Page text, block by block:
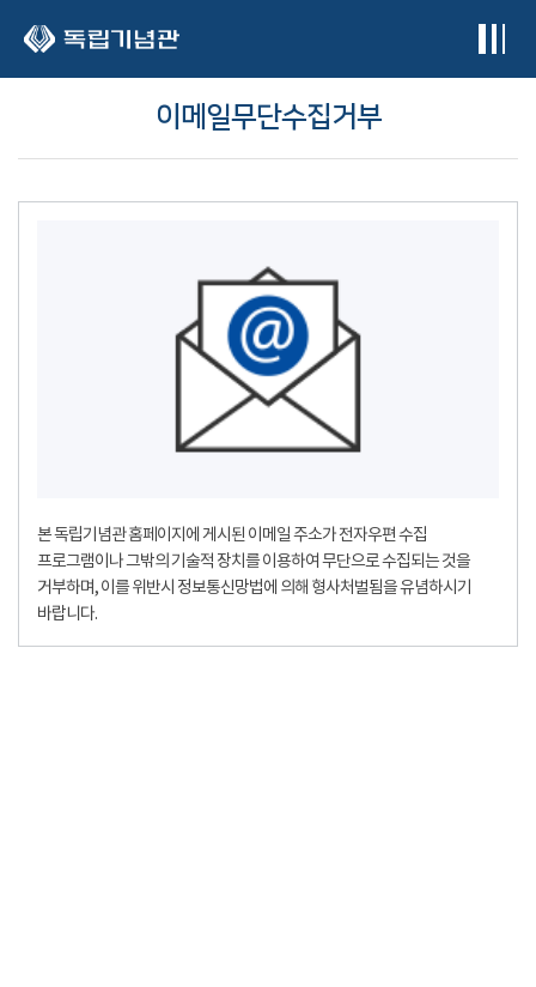
이메일무단수집거부
본 독립기념관 홈페이지에 게시된 이메일 주소가 전자우편 수집
프로그램이나 그밖의 기술적 장치를 이용하여 무단으로 수집되는 것을
거부하며, 이를 위반시 정보통신망법에 의해 형사처벌됨을 유념하시기
바랍니다.